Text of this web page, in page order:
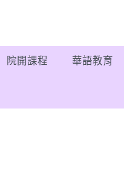
院開課程 華語教育